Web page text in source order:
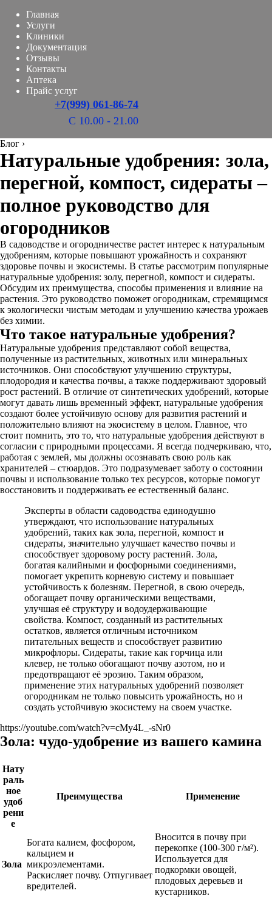
Главная
Услуги
Клиники
Документация
Отзывы
Контакты
Аптека
Прайс услуг
+7(999) 061-86-74
С 10.00 - 21.00
Блог ›
Натуральные удобрения: зола,
перегной, компост, сидераты –
полное руководство для
огородников
В садоводстве и огородничестве растет интерес к натуральным
удобрениям, которые повышают урожайность и сохраняют
здоровье почвы и экосистемы. В статье рассмотрим популярные
натуральные удобрения: золу, перегной, компост и сидераты.
Обсудим их преимущества, способы применения и влияние на
растения. Это руководство поможет огородникам, стремящимся
к экологически чистым методам и улучшению качества урожаев
без химии.
Что такое натуральные удобрения?
Натуральные удобрения представляют собой вещества,
полученные из растительных, животных или минеральных
источников. Они способствуют улучшению структуры,
плодородия и качества почвы, а также поддерживают здоровый
рост растений. В отличие от синтетических удобрений, которые
могут давать лишь временный эффект, натуральные удобрения
создают более устойчивую основу для развития растений и
положительно влияют на экосистему в целом. Главное, что
стоит помнить, это то, что натуральные удобрения действуют в
согласии с природными процессами. Я всегда подчеркиваю, что,
работая с землей, мы должны осознавать свою роль как
хранителей – стюардов. Это подразумевает заботу о состоянии
почвы и использование только тех ресурсов, которые помогут
восстановить и поддерживать ее естественный баланс.
Эксперты в области садоводства единодушно
утверждают, что использование натуральных
удобрений, таких как зола, перегной, компост и
сидераты, значительно улучшает качество почвы и
способствует здоровому росту растений. Зола,
богатая калийными и фосфорными соединениями,
помогает укрепить корневую систему и повышает
устойчивость к болезням. Перегной, в свою очередь,
обогащает почву органическими веществами,
улучшая её структуру и водоудерживающие
свойства. Компост, созданный из растительных
остатков, является отличным источником
питательных веществ и способствует развитию
микрофлоры. Сидераты, такие как горчица или
клевер, не только обогащают почву азотом, но и
предотвращают её эрозию. Таким образом,
применение этих натуральных удобрений позволяет
огородникам не только повысить урожайность, но и
создать устойчивую экосистему на своем участке.
https://youtube.com/watch?v=cMy4L_-sNr0
Зола: чудо-удобрение из вашего камина
Нату
раль
ное
удоб
рени
е
Преимущества Применение
Зола
Богата калием, фосфором,
кальцием и
микроэлементами.
Раскисляет почву. Отпугивает
вредителей.
Вносится в почву при
перекопке (100-300 г/м²).
Используется для
подкормки овощей,
плодовых деревьев и
кустарников.